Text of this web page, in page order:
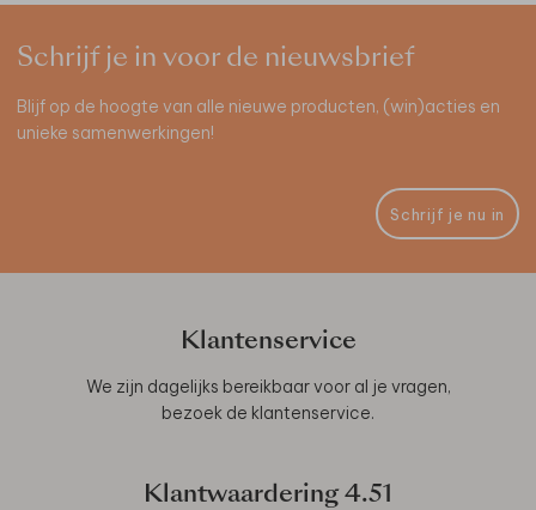
Schrijf je in voor de nieuwsbrief
Blijf op de hoogte van alle nieuwe producten, (win)acties en
unieke samenwerkingen!
Schrijf je nu in
Klantenservice
We zijn dagelijks bereikbaar voor al je vragen,
bezoek de klantenservice.
Klantwaardering 4.51